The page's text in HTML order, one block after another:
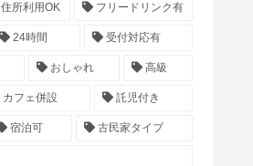
住所利用OK フリードリンク有
24時間 受付対応有
おしゃれ 高級
カフェ併設 託児付き
宿泊可 古民家タイプ